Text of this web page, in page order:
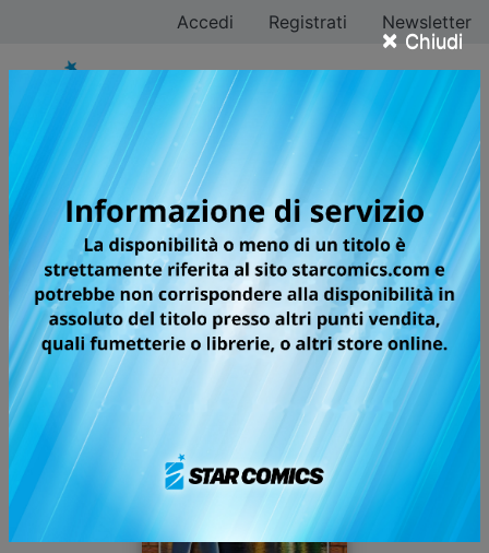
× Chiudi
Accedi Registrati Newsletter
Gosho Aoyama
Tutti i fumetti